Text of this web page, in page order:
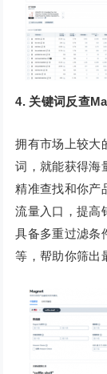
4. 关键词反查
拥有市场上较大
词，就能获得海
精准查找和你产
流量入口，提高
具备多重过滤条
等，帮助你筛出